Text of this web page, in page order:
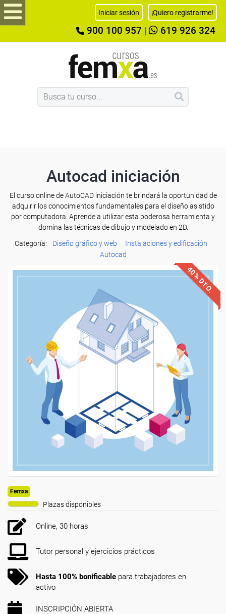
Iniciar sesión ¡Quiero registrarme!
900 100 957 619 926 324
Autocad iniciación
El curso online de AutoCAD iniciación te brindará la oportunidad de
adquirir los conocimientos fundamentales para el diseño asistido
por computadora. Aprende a utilizar esta poderosa herramienta y
domina las técnicas de dibujo y modelado en 2D.
Categoría:
Diseño gráfico y web
Instalaciones y edificación
Autocad
40% DTO.
Femxa
Plazas disponibles
Online, 30 horas
Tutor personal y ejercicios prácticos
Hasta 100% bonificable para trabajadores en
activo
INSCRIPCIÓN ABIERTA